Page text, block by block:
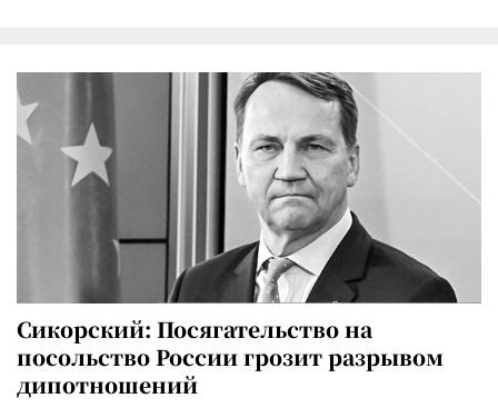
Сикорский: Посягательство на
посольство России грозит разрывом
дипотношений